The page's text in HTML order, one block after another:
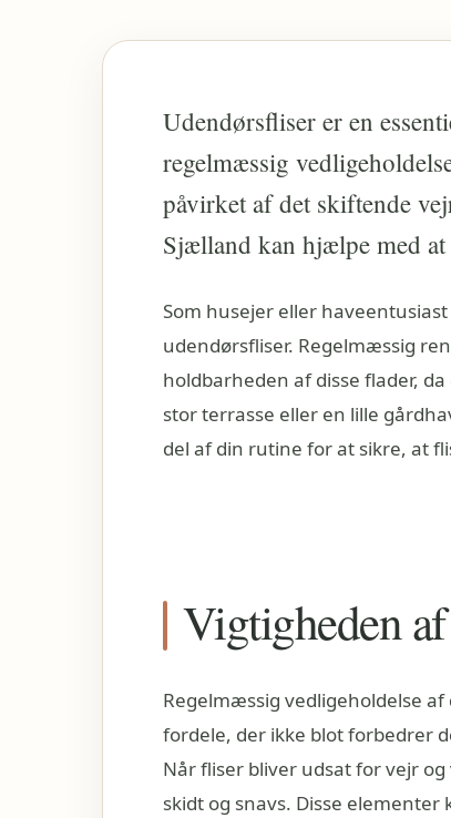
Udendørsfliser er en
regelmæssig
påvirket af det skiftende
Sjælland kan hjælpe med
Som husejer eller
udendørsfliser. Regelmæssig
holdbarheden af disse flader,
stor terrasse eller en lille
del af din rutine for at sikre, at
Vigtigheden
Regelmæssig vedligeholdelse
fordele, der ikke blot forbedrer
Når fliser bliver udsat for vejr
skidt og snavs. Disse